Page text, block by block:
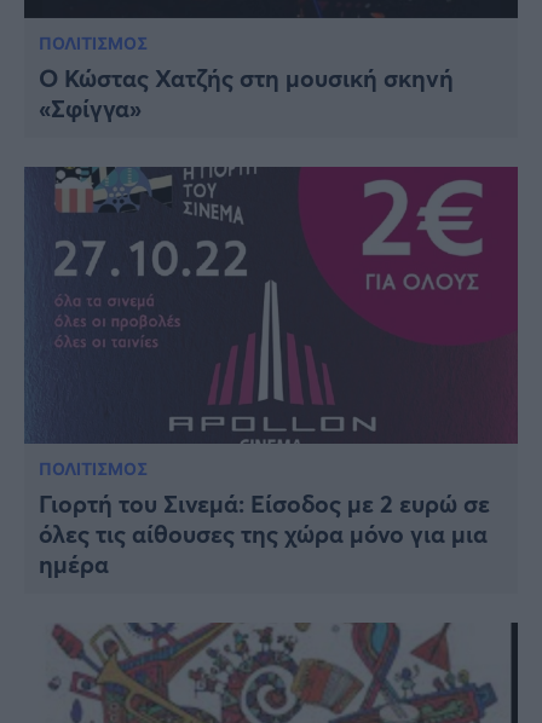
ΠΟΛΙΤΙΣΜΟΣ
Ο Κώστας Χατζής στη μουσική σκηνή
«Σφίγγα»
ΠΟΛΙΤΙΣΜΟΣ
Γιορτή του Σινεμά: Είσοδος με 2 ευρώ σε
όλες τις αίθουσες της χώρα μόνο για μια
ημέρα